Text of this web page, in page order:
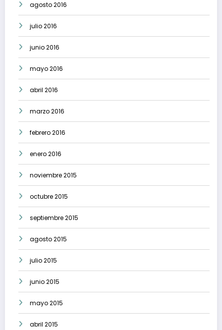
agosto 2016
julio 2016
junio 2016
mayo 2016
abril 2016
marzo 2016
febrero 2016
enero 2016
noviembre 2015
octubre 2015
septiembre 2015
agosto 2015
julio 2015
junio 2015
mayo 2015
abril 2015